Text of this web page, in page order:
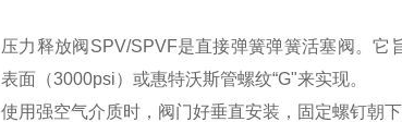
压力释放阀SPV/SPVF是直接弹簧弹簧活塞阀。
表面（3000psi）或惠特沃斯管螺纹“G"来实现。
使用强空气介质时，阀门好垂直安装，固定螺钉朝下